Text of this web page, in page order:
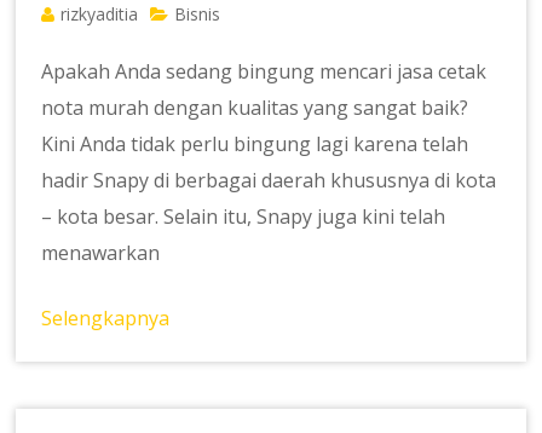
rizkyaditia Bisnis
Apakah Anda sedang bingung mencari jasa cetak
nota murah dengan kualitas yang sangat baik?
Kini Anda tidak perlu bingung lagi karena telah
hadir Snapy di berbagai daerah khususnya di kota
– kota besar. Selain itu, Snapy juga kini telah
menawarkan
Selengkapnya